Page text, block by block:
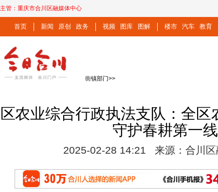
主管： 重庆市合川区融媒体中心
首页 新闻 原创 政务 视频 图库 图解 楼市 汽车 教育
街镇部门>>
区农业综合行政执法支队：全区
守护春耕第一线
2025-02-28 14:21 来源：合川区